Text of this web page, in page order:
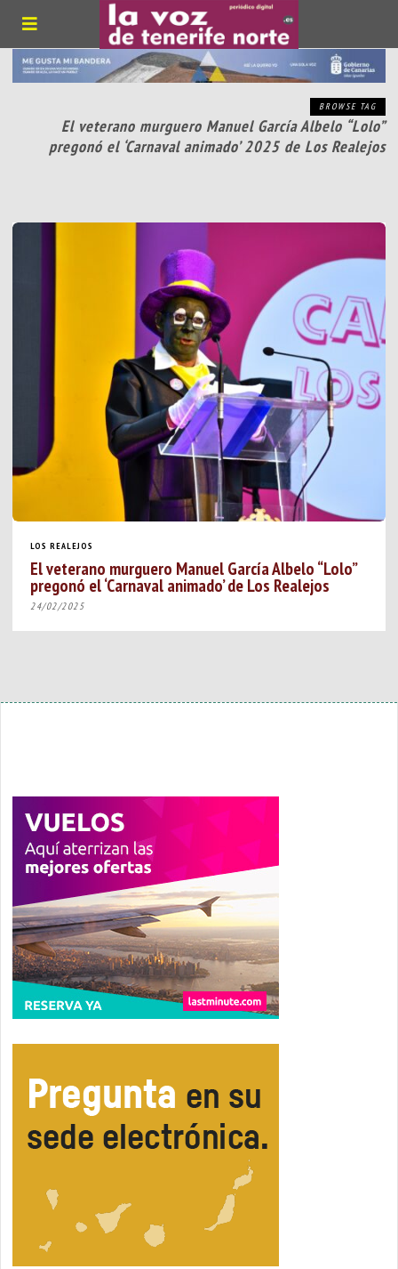
BROWSE TAG
El veterano murguero Manuel García Albelo “Lolo”
pregonó el ‘Carnaval animado’ 2025 de Los Realejos
LOS REALEJOS
El veterano murguero Manuel García Albelo “Lolo”
pregonó el ‘Carnaval animado’ de Los Realejos
24/02/2025